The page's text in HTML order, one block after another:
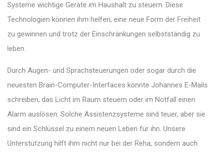
Systeme wichtige Geräte im Haushalt zu steuern. Diese
Technologien können ihm helfen, eine neue Form der Freiheit
zu gewinnen und trotz der Einschränkungen selbstständig zu
leben.
Durch Augen- und Sprachsteuerungen oder sogar durch die
neuesten Brain-Computer-Interfaces könnte Johannes E-Mails
schreiben, das Licht im Raum steuern oder im Notfall einen
Alarm auslösen. Solche Assistenzsysteme sind teuer, aber sie
sind ein Schlüssel zu einem neuen Leben für ihn. Unsere
Unterstützung hilft ihm nicht nur bei der Reha, sondern auch